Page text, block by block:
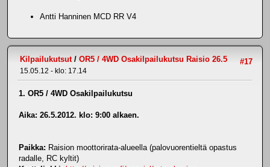
Antti Hanninen MCD RR V4
#17
Kilpailukutsut/ OR5 / 4WD Osakilpailukutsu Raisio 26.5
15.05.12 - klo: 17.14
1. OR5 / 4WD Osakilpailukutsu
Aika: 26.5.2012. klo: 9:00 alkaen.
Paikka: Raision moottorirata-alueella (palovuorentieltä opastus
radalle, RC kyltit)